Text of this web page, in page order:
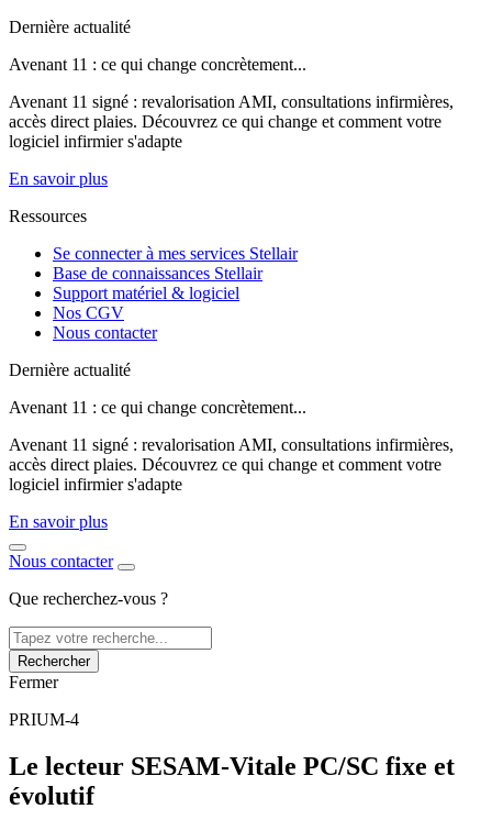
Dernière actualité
Avenant 11 : ce qui change concrètement...
Avenant 11 signé : revalorisation AMI, consultations infirmières,
accès direct plaies. Découvrez ce qui change et comment votre
logiciel infirmier s'adapte
En savoir plus
Ressources
Se connecter à mes services Stellair
Base de connaissances Stellair
Support matériel & logiciel
Nos CGV
Nous contacter
Dernière actualité
Avenant 11 : ce qui change concrètement...
Avenant 11 signé : revalorisation AMI, consultations infirmières,
accès direct plaies. Découvrez ce qui change et comment votre
logiciel infirmier s'adapte
En savoir plus
Nous contacter
Que recherchez-vous ?
Rechercher
Fermer
PRIUM-4
Le lecteur SESAM-Vitale PC/SC fixe et
évolutif